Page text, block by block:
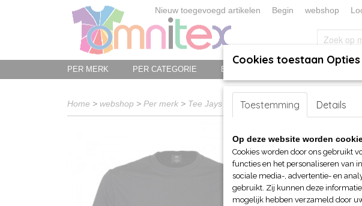
Nieuw toegevoegd artikelen Begin webshop
PER MERK PER CATEGORIE BED-, BAD-, KEUKEN EN
Home > webshop > Per merk > Tee Jays T-shirts> Tee Jays Fashion Sof
Tee
€ 12,90
Maat
Cookies toestaan Opties
Toestemming Details
Op deze website worden
Cookies worden door ons gebruikt
functies en het personaliseren van
sociale media-, advertentie- en
gebruikt. Zij kunnen deze
mogelijk hebben verzameld door